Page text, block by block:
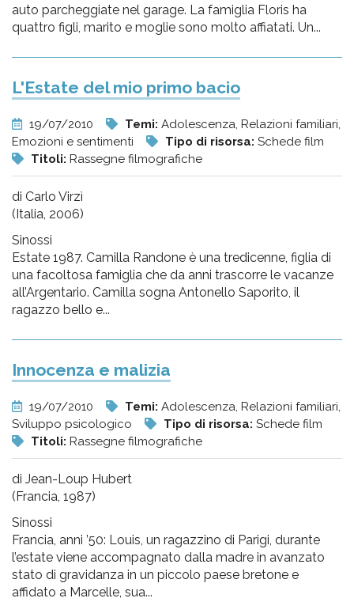
auto parcheggiate nel garage. La famiglia Floris ha
quattro figli, marito e moglie sono molto affiatati. Un...
L'Estate del mio primo bacio
19/07/2010 Temi: Adolescenza, Relazioni familiari,
Emozioni e sentimenti
Tipo di risorsa: Schede film
Titoli: Rassegne filmografiche
di Carlo Virzì
(Italia, 2006)
Sinossi
Estate 1987. Camilla Randone è una tredicenne, figlia di
una facoltosa famiglia che da anni trascorre le vacanze
all’Argentario. Camilla sogna Antonello Saporito, il
ragazzo bello e...
Innocenza e malizia
19/07/2010 Temi: Adolescenza, Relazioni familiari,
Sviluppo psicologico
Tipo di risorsa: Schede film
Titoli: Rassegne filmografiche
di Jean-Loup Hubert
(Francia, 1987)
Sinossi
Francia, anni ’50: Louis, un ragazzino di Parigi, durante
l’estate viene accompagnato dalla madre in avanzato
stato di gravidanza in un piccolo paese bretone e
affidato a Marcelle, sua...